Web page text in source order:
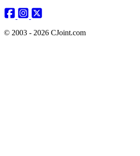
© 2003 - 2026 CJoint.com